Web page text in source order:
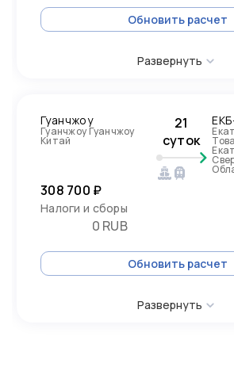
Обновить расчет
Развернуть
Гуанчжоу
Гуанчжоу Гуанчжоу
Китай
21
суток
308 700 ₽
Налоги и сборы
0 RUB
Обновить расчет
Развернуть